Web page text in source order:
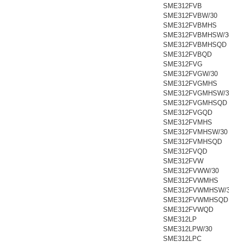
SME312FVB
SME312FVBW/30
SME312FVBMHS
SME312FVBMHSW/
SME312FVBMHSQD
SME312FVBQD
SME312FVG
SME312FVGW/30
SME312FVGMHS
SME312FVGMHSW/
SME312FVGMHSQD
SME312FVGQD
SME312FVMHS
SME312FVMHSW/30
SME312FVMHSQD
SME312FVQD
SME312FVW
SME312FVWW/30
SME312FVWMHS
SME312FVWMHSW/
SME312FVWMHSQD
SME312FVWQD
SME312LP
SME312LPW/30
SME312LPC